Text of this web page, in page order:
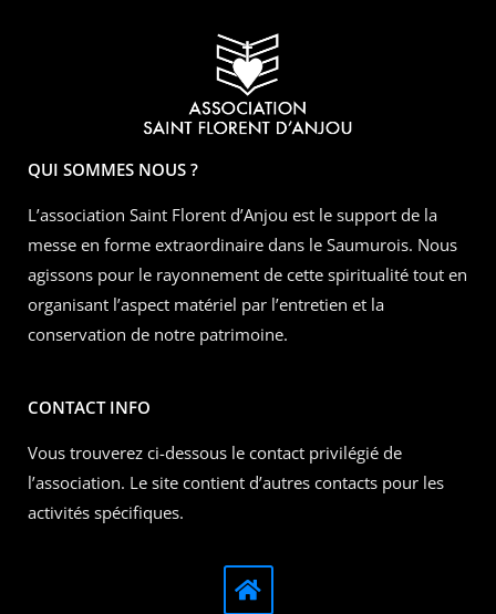
QUI SOMMES NOUS ?
L’association Saint Florent d’Anjou est le support de la
messe en forme extraordinaire dans le Saumurois. Nous
agissons pour le rayonnement de cette spiritualité tout en
organisant l’aspect matériel par l’entretien et la
conservation de notre patrimoine.
CONTACT INFO
Vous trouverez ci-dessous le contact privilégié de
l’association. Le site contient d’autres contacts pour les
activités spécifiques.